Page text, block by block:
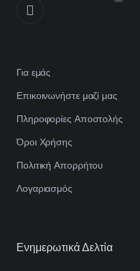
Για εμάς
Επικοινωνήστε μαζί μας
Πληροφορίες Αποστολής
Όροι Χρήσης
Πολιτική Απορρήτου
Λογαριασμός
Ενημερωτικά Δελτία